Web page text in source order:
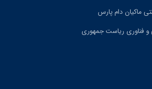
ماکیان دام پارس
فناوری ریاست جمهوری